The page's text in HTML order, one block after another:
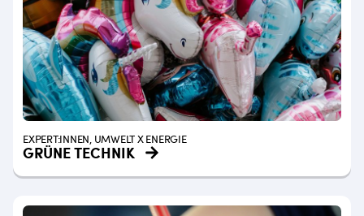
EXPERT:INNEN, UMWELT X ENERGIE
GRÜNE TECHNIK